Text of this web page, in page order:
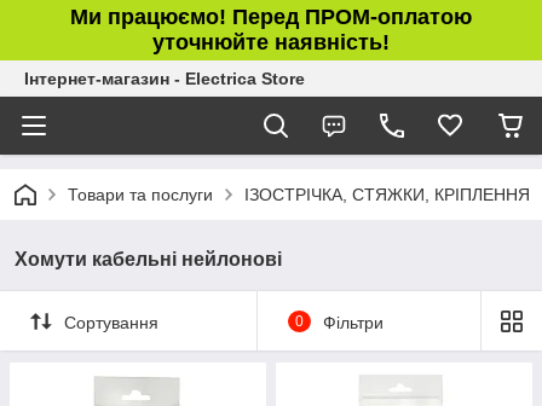
Ми працюємо! Перед ПРОМ-оплатою
уточнюйте наявність!
Інтернет-магазин - Electrica Store
Товари та послуги ІЗОСТРІЧКА, СТЯЖКИ, КРІПЛЕННЯ
Хомути кабельні нейлонові
Сортування 0 Фільтри